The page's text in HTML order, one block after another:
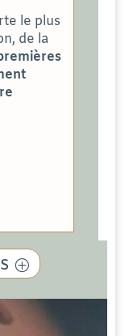
le plus
de la